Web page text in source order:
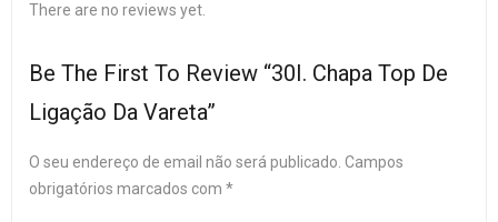
There are no reviews yet.
Be The First To Review “30I. Chapa Top De
Ligação Da Vareta”
O seu endereço de email não será publicado. Campos
obrigatórios marcados com *